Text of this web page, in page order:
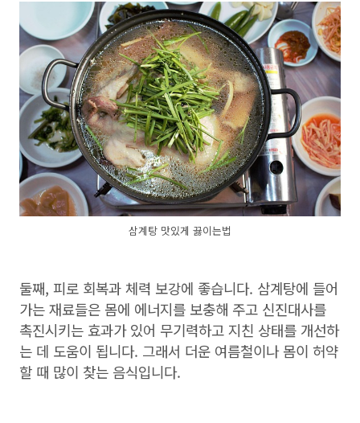
삼계탕 맛있게 끓이는법
둘째, 피로 회복과 체력 보강에 좋습니다. 삼계탕에 들어
가는 재료들은 몸에 에너지를 보충해 주고 신진대사를
촉진시키는 효과가 있어 무기력하고 지친 상태를 개선하
는 데 도움이 됩니다. 그래서 더운 여름철이나 몸이 허약
할 때 많이 찾는 음식입니다.